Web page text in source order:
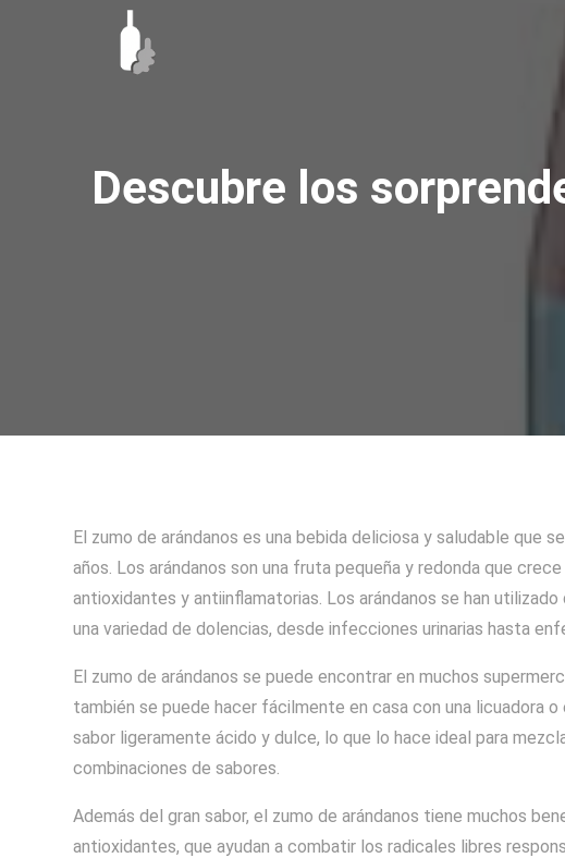
Descubre los
El zumo de arándanos es una bebida deliciosa y saludable que
años. Los arándanos son una fruta pequeña y redonda que
antioxidantes y antiinflamatorias. Los arándanos se han
una variedad de dolencias, desde infecciones urinarias hasta
El zumo de arándanos se puede encontrar en muchos
también se puede hacer fácilmente en casa con una licuadora
sabor ligeramente ácido y dulce, lo que lo hace ideal para
combinaciones de sabores.
Además del gran sabor, el zumo de arándanos tiene muchos
antioxidantes, que ayudan a combatir los radicales libres